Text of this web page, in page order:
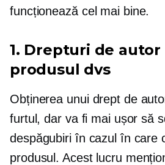
funcționează cel mai bine.
1. Drepturi de
produsul dvs
Obținerea unui drept de
furtul, dar va fi mai ușor să
despăgubiri în cazul în care
produsul. Acest lucru